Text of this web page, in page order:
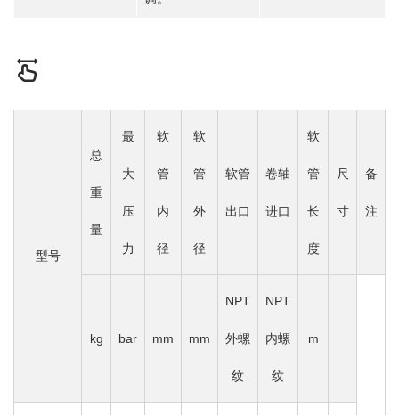
型号
总
重
量
最
大
压
力
软
管
内
径
软
管
外
径
软管
出口
卷轴
进口
软
管
长
度
尺
寸
备
注
kg bar mm mm
NPT
外螺
纹
NPT
内螺
纹
m